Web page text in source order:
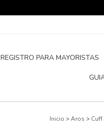
REGISTRO PARA MAYORISTAS
Inicio > Aros > Cuff